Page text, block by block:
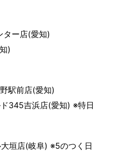
ター店(愛知)
)
駅前店(愛知)
345吉浜店(愛知) ※特日
垣店(岐阜) ※5のつく日